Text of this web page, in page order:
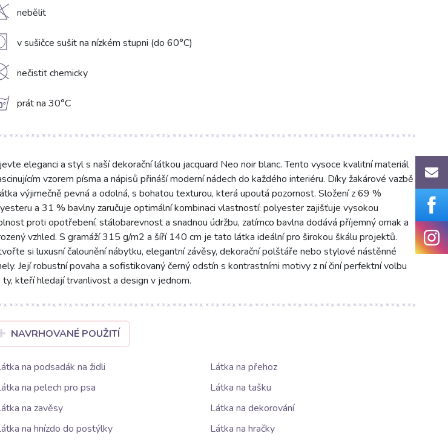
nebělit
v sušičce sušit na nízkém stupni (do 60°C)
nečistit chemicky
prát na 30°C
eleganci a styl s naší dekorační látkou jacquard Neo noir blanc. Tento vysoce kvalitní materiál
vzorem písma a nápisů přináší moderní nádech do každého interiéru. Díky žakárové vazbě
výjimečně pevná a odolná, s bohatou texturou, která upoutá pozornost. Složení z 69 %
a 31 % bavlny zaručuje optimální kombinaci vlastností: polyester zajišťuje vysokou
proti opotřebení, stálobarevnost a snadnou údržbu, zatímco bavlna dodává příjemný omak a
vzhled. S gramáží 315 g/m2 a šíří 140 cm je tato látka ideální pro širokou škálu projektů.
si luxusní čalounění nábytku, elegantní závěsy, dekorační polštáře nebo stylové nástěnné
Její robustní povaha a sofistikovaný černý odstín s kontrastními motivy z ní činí perfektní volbu
ty, kteří hledají trvanlivost a design v jednom.
NAVRHOVANÉ POUŽITÍ
na podsadák na židli
Látka na přehoz
na pelech pro psa
Látka na tašku
na zavěsy
Látka na dekorování
na hnízdo do postýlky
Látka na hračky